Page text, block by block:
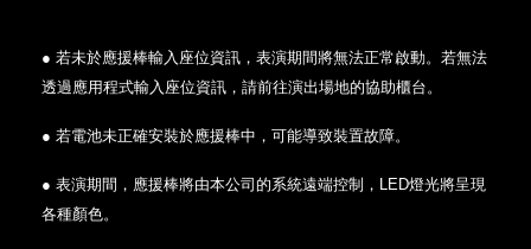
● 若未於應援棒輸入座位資訊，表演期間將無法正常啟動。若無法
透過應用程式輸入座位資訊，請前往演出場地的協助櫃台。
● 若電池未正確安裝於應援棒中，可能導致裝置故障。
● 表演期間，應援棒將由本公司的系統遠端控制，LED燈光將呈現
各種顏色。